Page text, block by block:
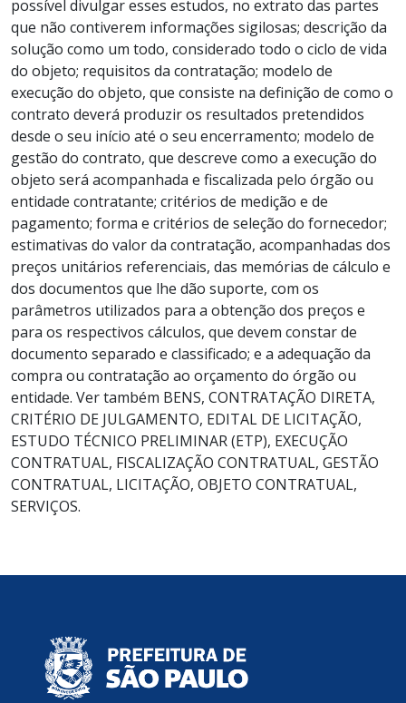
possível divulgar esses estudos, no extrato das partes
que não contiverem informações sigilosas; descrição da
solução como um todo, considerado todo o ciclo de vida
do objeto; requisitos da contratação; modelo de
execução do objeto, que consiste na definição de como o
contrato deverá produzir os resultados pretendidos
desde o seu início até o seu encerramento; modelo de
gestão do contrato, que descreve como a execução do
objeto será acompanhada e fiscalizada pelo órgão ou
entidade contratante; critérios de medição e de
pagamento; forma e critérios de seleção do fornecedor;
estimativas do valor da contratação, acompanhadas dos
preços unitários referenciais, das memórias de cálculo e
dos documentos que lhe dão suporte, com os
parâmetros utilizados para a obtenção dos preços e
para os respectivos cálculos, que devem constar de
documento separado e classificado; e a adequação da
compra ou contratação ao orçamento do órgão ou
entidade. Ver também BENS, CONTRATAÇÃO DIRETA,
CRITÉRIO DE JULGAMENTO, EDITAL DE LICITAÇÃO,
ESTUDO TÉCNICO PRELIMINAR (ETP), EXECUÇÃO
CONTRATUAL, FISCALIZAÇÃO CONTRATUAL, GESTÃO
CONTRATUAL, LICITAÇÃO, OBJETO CONTRATUAL,
SERVIÇOS.